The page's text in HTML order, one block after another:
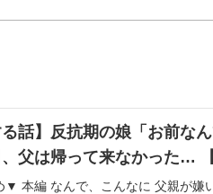
る話】反抗期の娘「お前な
父は帰って来なかった… 【
▼ 本編 なんで、こんなに 父親が嫌